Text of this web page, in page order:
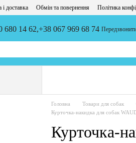
і доставка Обмін та повернення Політика
680 14 62,+38 067 969 68 74
Головна Товари для собак
Курточка-накидка для собак
Курточка-